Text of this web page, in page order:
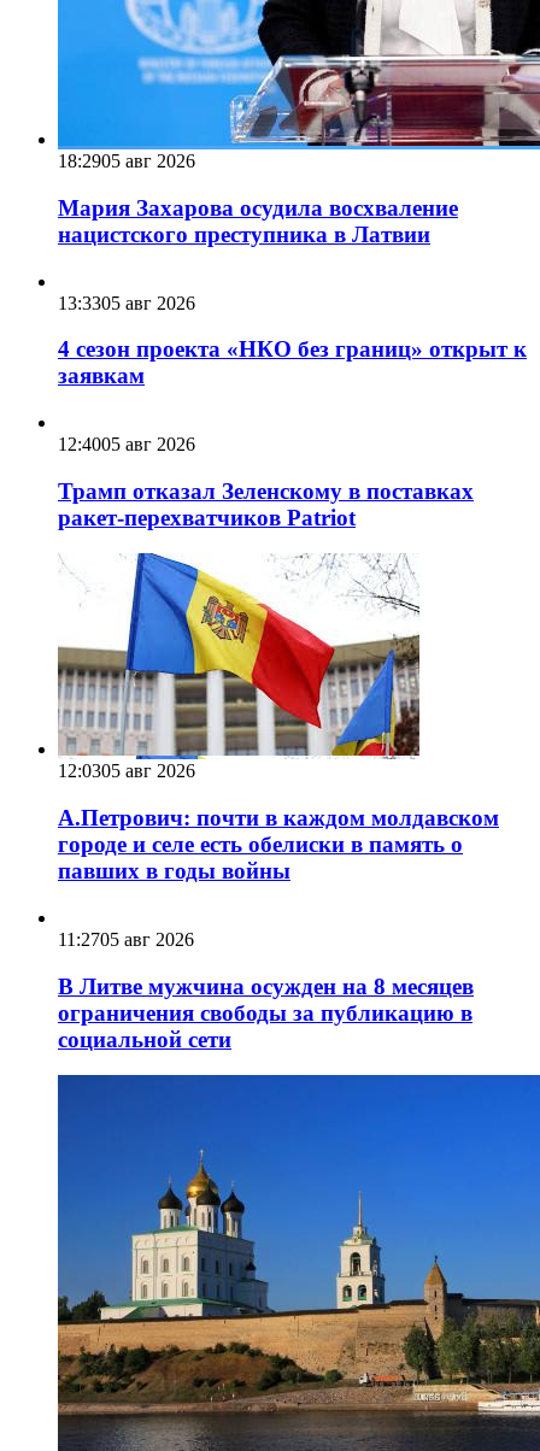
18:2905 авг 2026
Мария Захарова осудила восхваление
нацистского преступника в Латвии
13:3305 авг 2026
4 сезон проекта «НКО без границ» открыт к
заявкам
12:4005 авг 2026
Трамп отказал Зеленскому в поставках
ракет-перехватчиков Patriot
12:0305 авг 2026
А.Петрович: почти в каждом молдавском
городе и селе есть обелиски в память о
павших в годы войны
11:2705 авг 2026
В Литве мужчина осужден на 8 месяцев
ограничения свободы за публикацию в
социальной сети